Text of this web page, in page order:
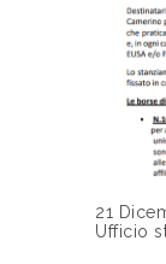
21
Ufficio